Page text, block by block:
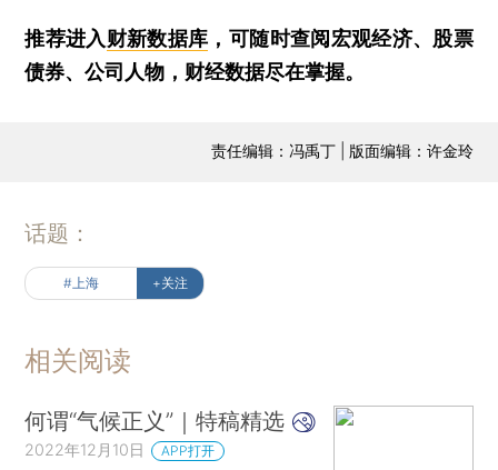
推荐进入财新数据库 ，可随时查阅宏观经济、股票
债券、公司人物，财经数据尽在掌握。
责任编辑：冯禹丁 | 版面编辑：许金玲
话题：
#上海 +关注
相关阅读
何谓“气候正义”｜特稿精选
2022年12月10日 APP打开